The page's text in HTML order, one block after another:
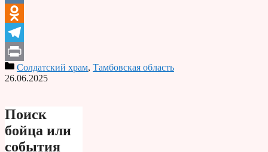
VK
Odnoklassniki
Telegram
PrintСолдатский храм, Тамбовская область
26.06.2025
Поиск
бойца или
события